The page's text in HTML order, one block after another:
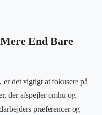
End Bare
er det vigtigt at fokusere på
der afspejler omhu og
præferencer og